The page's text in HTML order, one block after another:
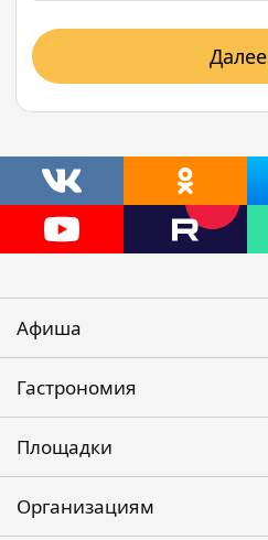
Далее
Афиша
Гастрономия
Площадки
Организациям